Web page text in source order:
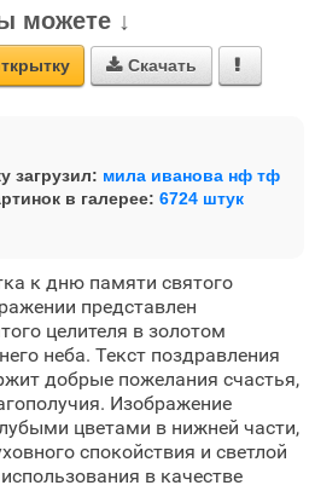
можете ↓
 Скачать 
загрузил: мила иванова нф тф
в галерее: 6724 штук
к дню памяти святого
представлен
целителя в золотом
неба. Текст поздравления
добрые пожелания счастья,
Изображение
цветами в нижней части,
спокойствия и светлой
в качестве